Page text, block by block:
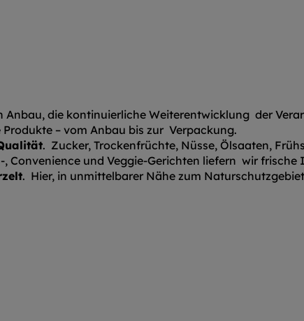
die kontinuierliche Weiterentwicklung der
– vom Anbau bis zur Verpackung.
. Zucker, Trockenfrüchte, Nüsse, Ölsaaten,
und Veggie-Gerichten liefern wir frische
. Hier, in unmittelbarer Nähe zum